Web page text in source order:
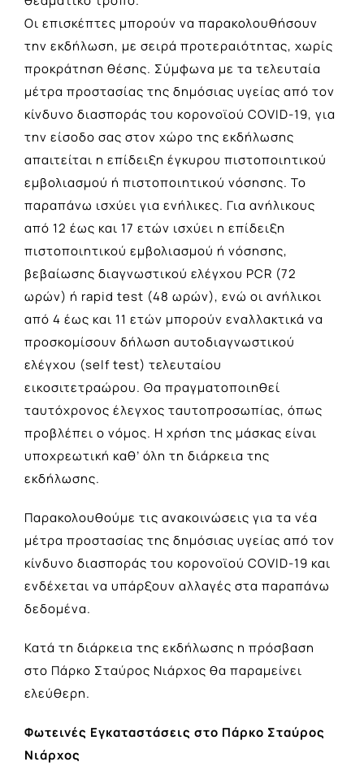
Οι επισκέπτες μπορούν να παρακολουθήσουν
την εκδήλωση, με σειρά προτεραιότητας, χωρίς
προκράτηση θέσης. Σύμφωνα με τα τελευταία
μέτρα προστασίας της δημόσιας υγείας από τον
κίνδυνο διασποράς του κορονοϊού COVID-19, για
την είσοδο σας στον χώρο της εκδήλωσης
απαιτείται η επίδειξη έγκυρου πιστοποιητικού
εμβολιασμού ή πιστοποιητικού νόσησης. Το
παραπάνω ισχύει για ενήλικες. Για ανήλικους
από 12 έως και 17 ετών ισχύει η επίδειξη
πιστοποιητικού εμβολιασμού ή νόσησης,
βεβαίωσης διαγνωστικού ελέγχου PCR (72
ωρών) ή rapid test (48 ωρών), ενώ οι ανήλικοι
από 4 έως και 11 ετών μπορούν εναλλακτικά να
προσκομίσουν δήλωση αυτοδιαγνωστικού
ελέγχου (self test) τελευταίου
εικοσιτετραώρου. Θα πραγματοποιηθεί
ταυτόχρονος έλεγχος ταυτοπροσωπίας, όπως
προβλέπει ο νόμος. Η χρήση της μάσκας είναι
υποχρεωτική καθ’ όλη τη διάρκεια της
εκδήλωσης.
Παρακολουθούμε τις ανακοινώσεις για τα νέα
μέτρα προστασίας της δημόσιας υγείας από τον
κίνδυνο διασποράς του κορονοϊού COVID-19 και
ενδέχεται να υπάρξουν αλλαγές στα παραπάνω
δεδομένα.
Κατά τη διάρκεια της εκδήλωσης η πρόσβαση
στο Πάρκο Σταύρος Νιάρχος θα παραμείνει
ελεύθερη.
Φωτεινές Εγκαταστάσεις στο Πάρκο Σταύρος
Νιάρχος